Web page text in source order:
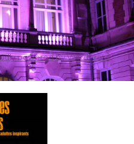
powered by WordPress